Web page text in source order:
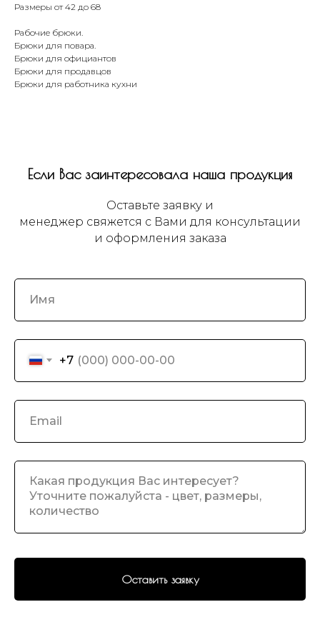
Размеры от 42 до 68
Рабочие брюки.
Брюки для повара.
Брюки для официантов
Брюки для продавцов
Брюки для работника кухни
Если Вас заинтересовала наша продукция
Оставьте заявку и
менеджер свяжется с Вами для консультации
и оформления заказа
+7
Оставить заявку